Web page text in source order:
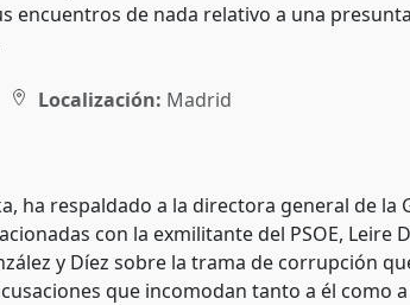
encuentros de nada relativo a una
Localización: Madrid
ha respaldado a la directora general de la
con la exmilitante del PSOE, Leire
y Díez sobre la trama de corrupción
que incomodan tanto a él como